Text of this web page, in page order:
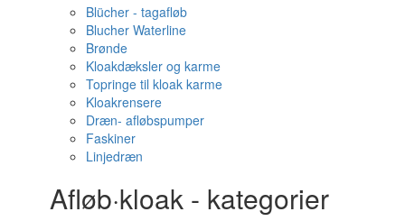
Blücher - tagafløb
Blucher Waterline
Brønde
Kloakdæksler og karme
Topringe til kloak karme
Kloakrensere
Dræn- afløbspumper
Faskiner
Linjedræn
Afløb·kloak - kategorier